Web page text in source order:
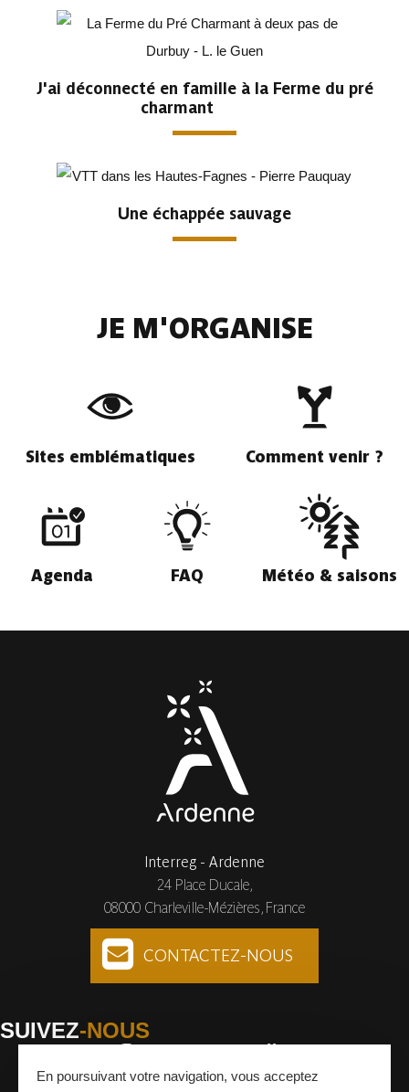
J'ai déconnecté en famille à la Ferme du pré
charmant
Une échappée sauvage
JE M'ORGANISE
Sites emblématiques Comment venir ?
Agenda FAQ Météo & saisons
Interreg - Ardenne
24 Place Ducale,
08000 Charleville-Mézières, France
CONTACTEZ-NOUS
SUIVEZ-NOUS
En poursuivant votre navigation, vous acceptez